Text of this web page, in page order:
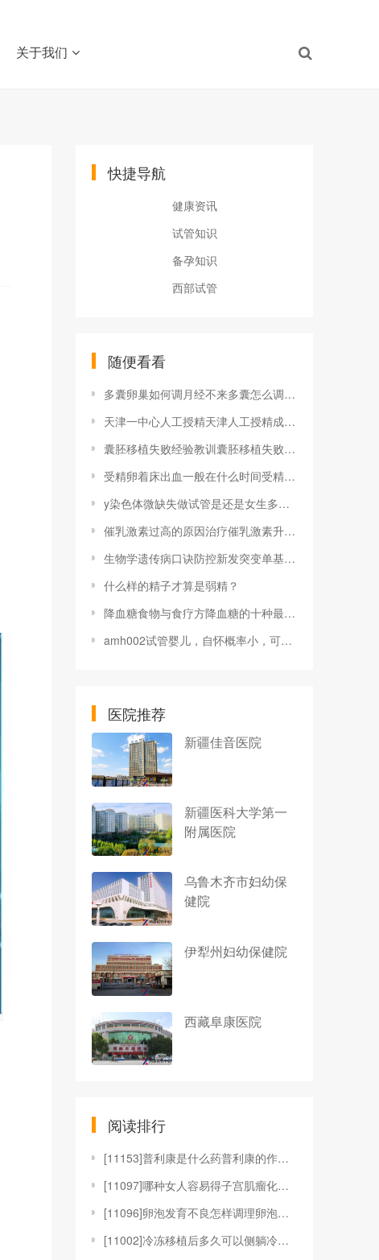
关于我们
快捷导航
健康资讯
试管知识
备孕知识
西部试管
随便看看
多囊卵巢如何调月经不来多囊怎么调理月经[如何调节多囊月经正常]PCOS月经规律对多囊女性至关重要
天津一中心人工授精天津人工授精成功率有多少 受哪些因素影响
囊胚移植失败经验教训囊胚移植失败的原因是什么
受精卵着床出血一般在什么时间受精卵着床出血是在什么时候发生 出血正常吗
y染色体微缺失做试管是还是女生多少钱
催乳激素过高的原因治疗催乳激素升高药物有哪些 垂体催乳激素高吃什么药好
生物学遗传病口诀防控新发突变单基因遗传病 基因筛查技术成重要武器
什么样的精子才算是弱精？
降血糖食物与食疗方降血糖的十种最佳食物油降血糖的十种最佳食物
amh002试管婴儿，自怀概率小，可试管
医院推荐
新疆佳音医院
新疆医科大学第一
附属医院
乌鲁木齐市妇幼保
健院
伊犁州妇幼保健院
西藏阜康医院
阅读排行
[11153]普利康是什么药普利康的作用和疗效是什么普
[11097]哪种女人容易得子宫肌瘤化解子宫肌瘤的食物
[11096]卵泡发育不良怎样调理卵泡发育不良是什么原
[11002]冷冻移植后多久可以侧躺冷冻胚胎移植后可以